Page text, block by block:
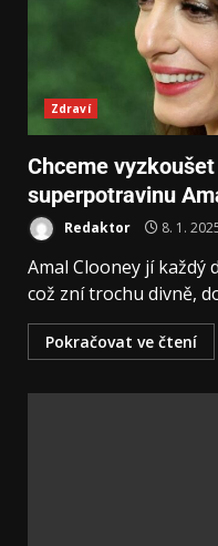
Zdraví
Chceme
superpotravinu
Redaktor 8. 1.
Amal Clooney jí každý
což zní trochu divně,
Pokračovat ve čtení